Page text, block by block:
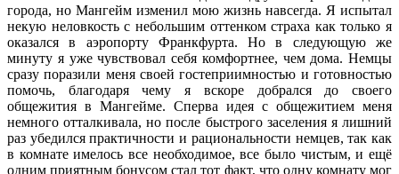
города, но Мангейм изменил мою жизнь навсегда. Я испытал
некую неловкость с небольшим оттенком страха как только я
оказался в аэропорту Франкфурта. Но в следующую же
минуту я уже чувствовал себя комфортнее, чем дома. Немцы
сразу поразили меня своей гостеприимностью и готовностью
помочь, благодаря чему я вскоре добрался до своего
общежития в Мангейме. Сперва идея с общежитием меня
немного отталкивала, но после быстрого заселения я лишний
раз убедился практичности и рациональности немцев, так как
в комнате имелось все необходимое, все было чистым, и ещё
одним приятным бонусом стал тот факт, что одну комнату мог